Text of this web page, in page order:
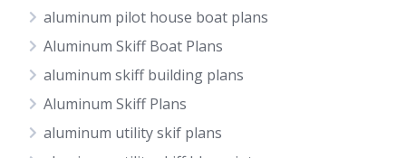
aluminum pilot house boat plans
Aluminum Skiff Boat Plans
aluminum skiff building plans
Aluminum Skiff Plans
aluminum utility skif plans